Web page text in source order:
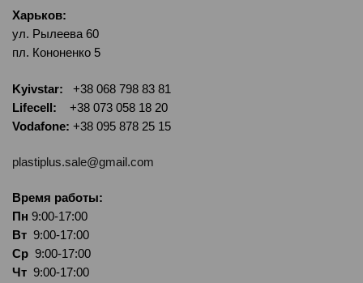
Харьков:
ул. Рылеева 60
пл. Кононенко 5
Kyivstar: +38 068 798 83 81
Lifecell:
+38 073 058 18 20
Vodafone: +38 095 878 25 15
plastiplus.sale@gmail.com
Время работы:
Пн 9:00-17:00
Вт 9:00-17:00
Ср 9:00-17:00
Чт 9:00-17:00